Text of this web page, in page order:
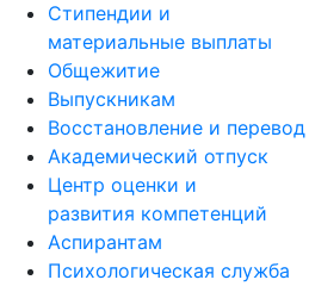
Стипендии и
материальные выплаты
Общежитие
Выпускникам
Восстановление и перевод
Академический отпуск
Центр оценки и
развития компетенций
Аспирантам
Психологическая служба